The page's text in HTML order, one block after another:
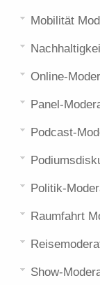
Mobilität
Online-
Panel-
Podcast-
Politik-
Raumfahrt
Show-